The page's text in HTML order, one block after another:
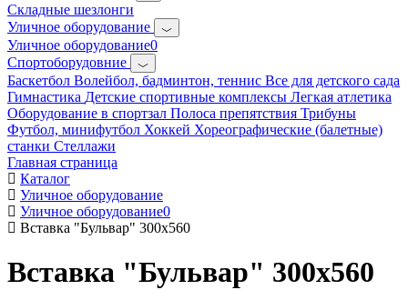
Складные шезлонги
Уличное оборудование
Уличное оборудование0
Спортоборудовние
Баскетбол Волейбол, бадминтон, теннис Все для детского сада
Гимнастика Детские спортивные комплексы Легкая атлетика
Оборудование в спортзал Полоса препятствия Трибуны
Футбол, минифутбол Хоккей Хореографические (балетные)
станки Стеллажи
Главная страница
Каталог
Уличное оборудование
Уличное оборудование0
Вставка "Бульвар" 300х560
Вставка "Бульвар" 300х560